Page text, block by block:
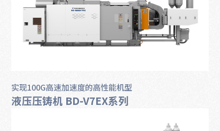
实现100G高速加速度的高性能机型
液压压铸机 BD-V7EX系列